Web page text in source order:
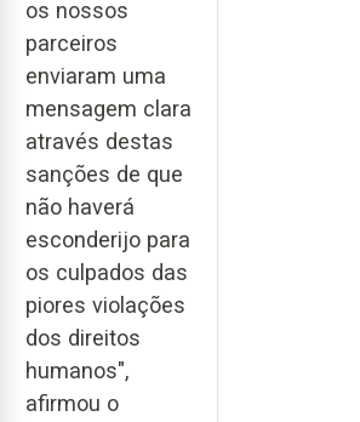
os nossos
parceiros
enviaram uma
mensagem clara
através destas
sanções de que
não haverá
esconderijo para
os culpados das
piores violações
dos direitos
humanos",
afirmou o